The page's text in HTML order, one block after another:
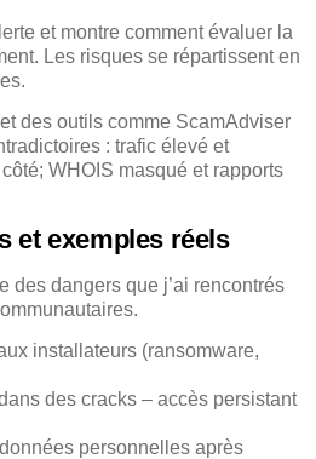
et montre comment évaluer la
Les risques se répartissent en
des outils comme ScamAdviser
: trafic élevé et
WHOIS masqué et rapports
et exemples réels
des dangers que j’ai rencontrés
installateurs (ransomware,
des cracks – accès persistant
personnelles après